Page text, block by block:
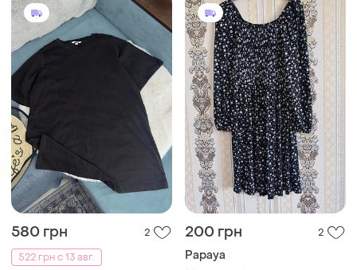
580 грн
2
522 грн с 13 авг.
200 грн 2
Papaya